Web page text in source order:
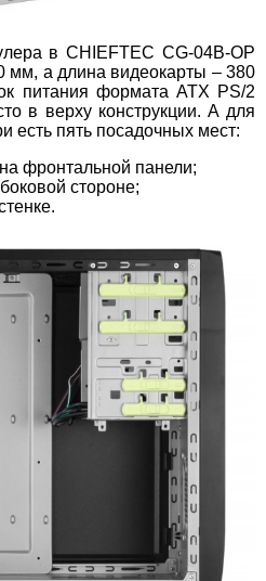
в CHIEFTEC CG-04B-OP
мм, а длина видеокарты – 380
питания формата ATX PS/2
в верху конструкции. А для
есть пять посадочных мест:
фронтальной панели;
стороне;